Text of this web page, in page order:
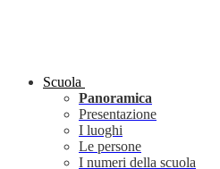
Scuola
Panoramica
Presentazione
I luoghi
Le persone
I numeri della scuola